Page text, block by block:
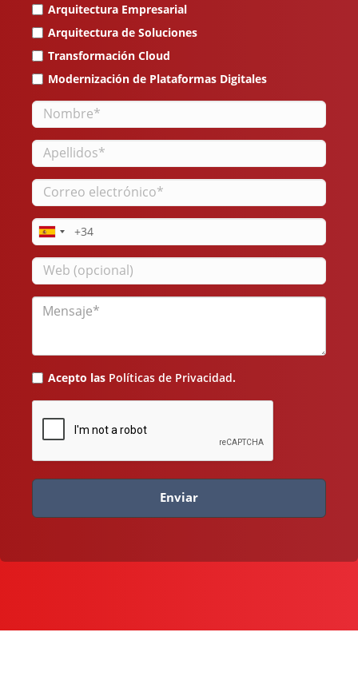
Arquitectura Empresarial
Arquitectura de Soluciones
Transformación Cloud
Modernización de Plataformas Digitales
Nombre
Apellidos
Correo
electrónico
Teléfono
Web
Mensaje
Acepto las Políticas de Privacidad.
Enviar